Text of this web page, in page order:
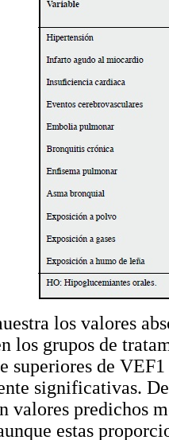
los valores
los grupos de
superiores de
significativas.
valores predichos
estas